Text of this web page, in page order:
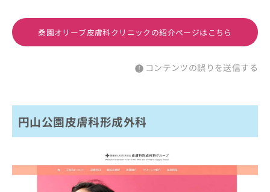
桑園オリーブ皮膚科クリニックの紹介ページはこちら
コンテンツの誤りを送信する
円山公園皮膚科形成外科